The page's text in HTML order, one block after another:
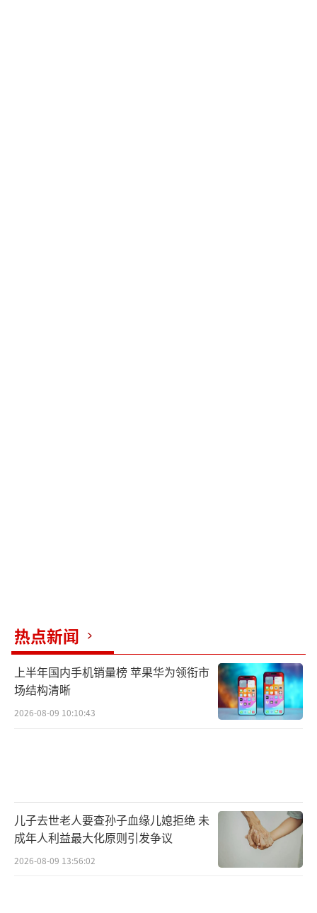
热点新闻
上半年国内手机销量榜 苹果华为领衔市
场结构清晰
2026-08-09 10:10:43
儿子去世老人要查孙子血缘儿媳拒绝 未
成年人利益最大化原则引发争议
2026-08-09 13:56:02